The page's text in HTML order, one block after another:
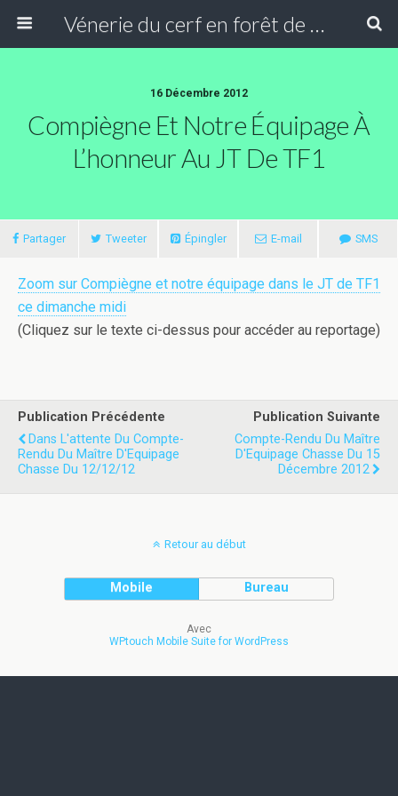
Vénerie du cerf en forêt de Compiègne
16 Décembre 2012
Compiègne Et Notre Équipage À
L’honneur Au JT De TF1
Partager Tweeter Épingler E-mail SMS
Zoom sur Compiègne et notre équipage dans le JT de TF1
ce dimanche midi
(Cliquez sur le texte ci-dessus pour accéder au reportage)
Publication Précédente
Dans L'attente Du Compte-
Rendu Du Maître D'Equipage
Chasse Du 12/12/12
Publication Suivante
Compte-Rendu Du Maître
D'Equipage Chasse Du 15
Décembre 2012
Retour au début
Mobile Bureau
Avec
WPtouch Mobile Suite for WordPress